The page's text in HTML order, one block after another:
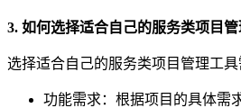
3. 如何选择适合自己的服务类项目管
选择适合自己的服务类项目管理工具
功能需求：根据项目的具体需